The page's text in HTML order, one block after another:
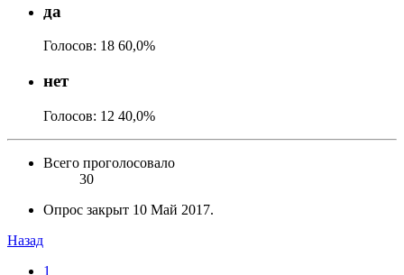
да
Голосов: 18 60,0%
нет
Голосов: 12 40,0%
Всего проголосовало
30
Опрос закрыт 10 Май 2017.
Назад
1